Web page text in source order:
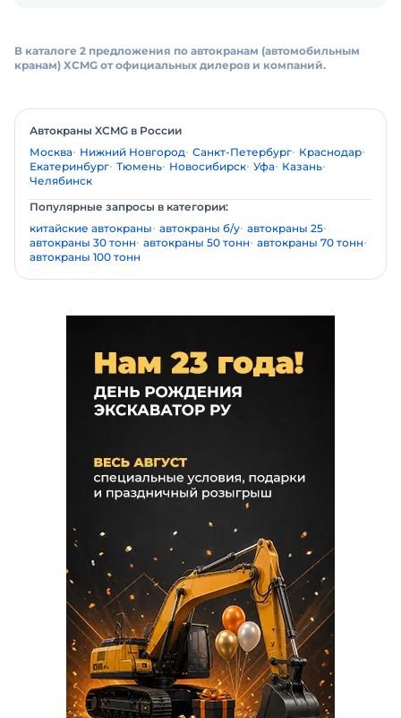
В каталоге 2 предложения по автокранам (автомобильным
кранам) XCMG от официальных дилеров и компаний.
Автокраны XCMG в России
Москва Нижний Новгород Санкт-Петербург Краснодар
Екатеринбург Тюмень Новосибирск Уфа Казань
Челябинск
Популярные запросы в категории:
китайские автокраны автокраны б/у автокраны 25
автокраны 30 тонн автокраны 50 тонн автокраны 70 тонн
автокраны 100 тонн